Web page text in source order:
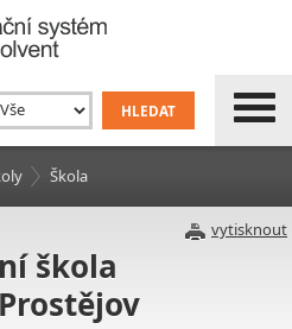
Škola
vytisknout
škola